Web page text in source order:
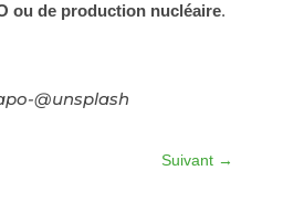
ou de production nucléaire.
@unsplash
Suivant →